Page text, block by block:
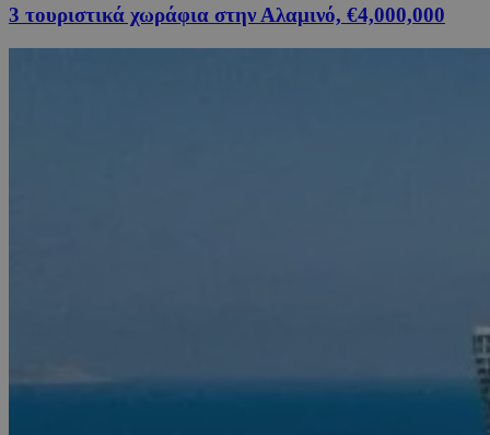
3 τουριστικά χωράφια στην Αλαμινό, €4,000,000